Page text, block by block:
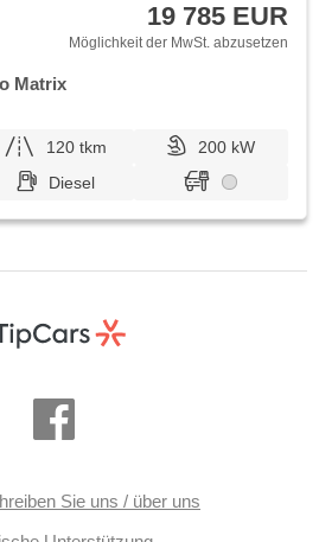
19 785 EUR
Möglichkeit der MwSt. abzusetzen
Matrix
120 tkm
200 kW
Diesel
Sie uns / über uns